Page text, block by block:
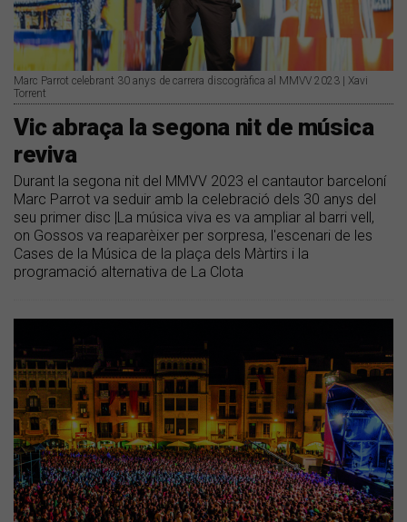
Marc Parrot celebrant 30 anys de carrera discogràfica al MMVV 2023 | Xavi
Torrent
Vic abraça la segona nit de música
reviva
Durant la segona nit del MMVV 2023 el cantautor barceloní
Marc Parrot va seduir amb la celebració dels 30 anys del
seu primer disc |La música viva es va ampliar al barri vell,
on Gossos va reaparèixer per sorpresa, l'escenari de les
Cases de la Música de la plaça dels Màrtirs i la
programació alternativa de La Clota